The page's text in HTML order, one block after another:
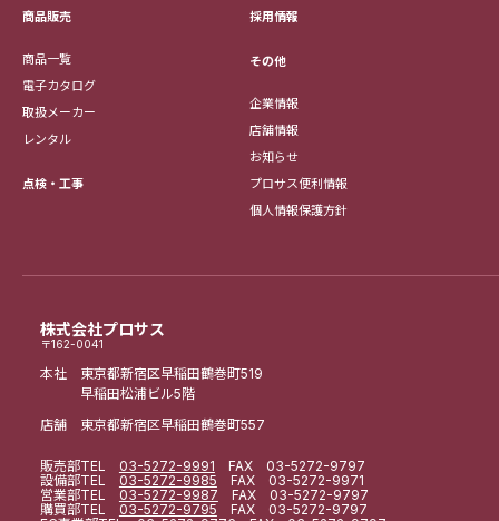
株式会社プロサス
〒162-0041
本社 東京都新宿区早稲田鶴巻町519
早稲田松浦ビル5階
店舗 東京都新宿区早稲田鶴巻町557
販売部TEL 03-5272-9991 FAX 03-5272-9797
設備部TEL 03-5272-9985 FAX 03-5272-9971
営業部TEL 03-5272-9987 FAX 03-5272-9797
購買部TEL 03-5272-9795 FAX 03-5272-9797
商品販売
商品一覧
電子カタログ
取扱メーカー
レンタル
点検・工事
採用情報
その他
企業情報
店舗情報
お知らせ
プロサス便利情報
個人情報保護方針